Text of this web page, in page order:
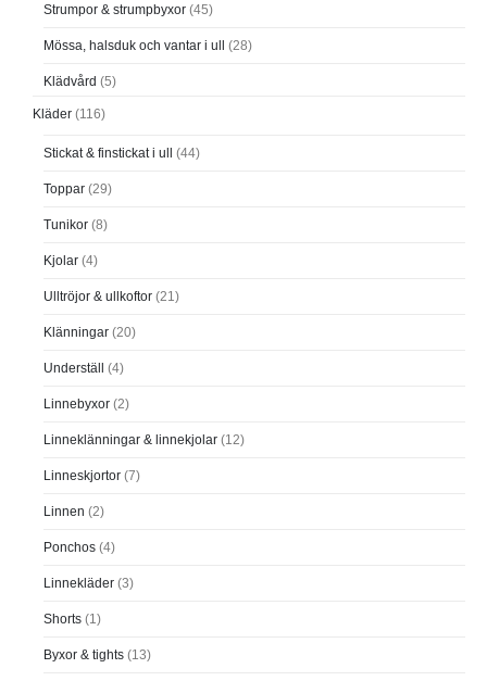
Strumpor & strumpbyxor (45)
Mössa, halsduk och vantar i ull (28)
Klädvård (5)
Kläder (116)
Stickat & finstickat i ull (44)
Toppar (29)
Tunikor (8)
Kjolar (4)
Ulltröjor & ullkoftor (21)
Klänningar (20)
Underställ (4)
Linnebyxor (2)
Linneklänningar & linnekjolar (12)
Linneskjortor (7)
Linnen (2)
Ponchos (4)
Linnekläder (3)
Shorts (1)
Byxor & tights (13)